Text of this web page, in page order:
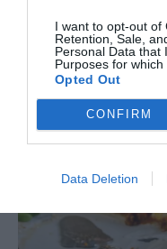
I want to opt-out of
Retention, Sale,
Personal Data that
Purposes for which
Opted Out
CONFIRM
Data Deletion
eller tomatpuré.
Vegetarisk